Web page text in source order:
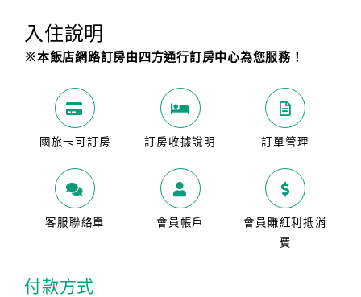
入住說明
※本飯店網路訂房由四方通行訂房中心為您服務！
國旅卡可訂房 訂房收據說明 訂單管理
客服聯絡單 會員帳戶
會員賺紅利抵消
費
付款方式